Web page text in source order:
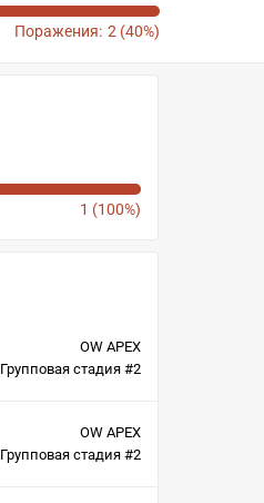
Поражения: 2 (40%)
1 (100%)
OW APEX
Групповая стадия #2
OW APEX
Групповая стадия #2